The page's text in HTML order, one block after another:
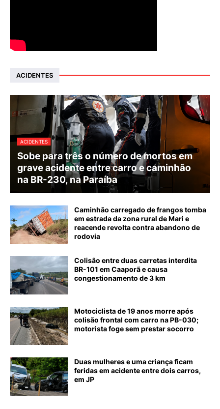
ACIDENTES
ACIDENTES
Sobe para três o número de mortos em
grave acidente entre carro e caminhão
na BR-230, na Paraíba
Caminhão carregado de frangos tomba
em estrada da zona rural de Mari e
reacende revolta contra abandono de
rodovia
Colisão entre duas carretas interdita
BR-101 em Caaporã e causa
congestionamento de 3 km
Motociclista de 19 anos morre após
colisão frontal com carro na PB-030;
motorista foge sem prestar socorro
Duas mulheres e uma criança ficam
feridas em acidente entre dois carros,
em JP